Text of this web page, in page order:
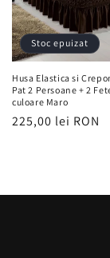
Stoc epuizat
Husa Elastica si
Pat 2 Persoane + 2
culoare Maro
Preț
225,00 lei RON